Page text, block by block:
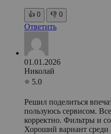
👍 0 👎 0
Ответить
01.01.2026
Николай
⭐ 5.0
Решил поделиться
пользуюсь сервисом.
корректно. Фильтры и
Хороший вариант среди